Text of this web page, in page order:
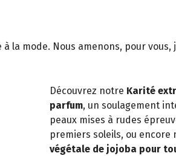
la mode. Nous amenons, pour
Découvrez notre Karité
parfum, un soulagement
peaux mises à rudes
premiers soleils, ou encore
végétale de jojoba pour